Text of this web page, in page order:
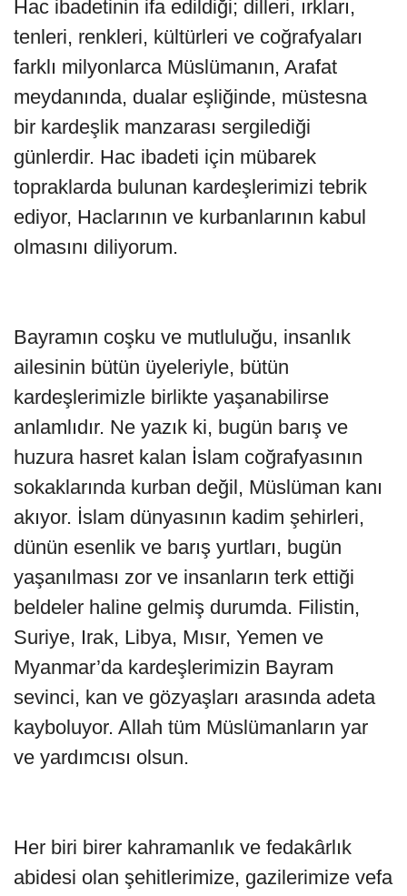
Hac ibadetinin ifa edildiği; dilleri, ırkları,
tenleri, renkleri, kültürleri ve coğrafyaları
farklı milyonlarca Müslümanın, Arafat
meydanında, dualar eşliğinde, müstesna
bir kardeşlik manzarası sergilediği
günlerdir. Hac ibadeti için mübarek
topraklarda bulunan kardeşlerimizi tebrik
ediyor, Haclarının ve kurbanlarının kabul
olmasını diliyorum.
Bayramın coşku ve mutluluğu, insanlık
ailesinin bütün üyeleriyle, bütün
kardeşlerimizle birlikte yaşanabilirse
anlamlıdır. Ne yazık ki, bugün barış ve
huzura hasret kalan İslam coğrafyasının
sokaklarında kurban değil, Müslüman kanı
akıyor. İslam dünyasının kadim şehirleri,
dünün esenlik ve barış yurtları, bugün
yaşanılması zor ve insanların terk ettiği
beldeler haline gelmiş durumda. Filistin,
Suriye, Irak, Libya, Mısır, Yemen ve
Myanmar’da kardeşlerimizin Bayram
sevinci, kan ve gözyaşları arasında adeta
kayboluyor. Allah tüm Müslümanların yar
ve yardımcısı olsun.
Her biri birer kahramanlık ve fedakârlık
abidesi olan şehitlerimize, gazilerimize vefa